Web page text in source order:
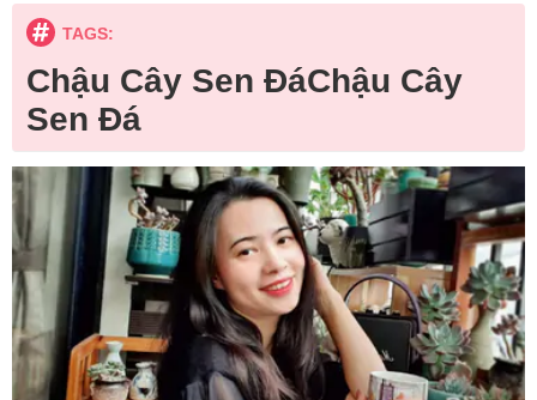
TAGS:
Chậu Cây Sen ĐáChậu Cây
Sen Đá